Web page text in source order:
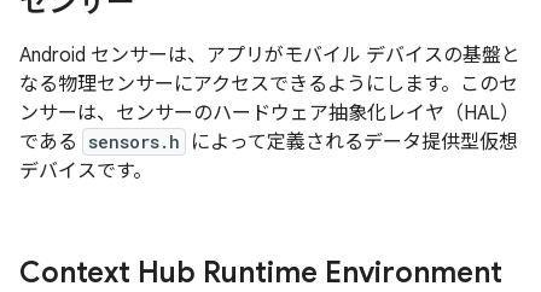
Android センサーは、アプリがモバイル デバイスの基盤と
なる物理センサーにアクセスできるようにします。このセ
ンサーは、センサーのハードウェア抽象化レイヤ（HAL）
である
sensors.h
によって定義されるデータ提供型仮想
デバイスです。
Context Hub Runtime Environment